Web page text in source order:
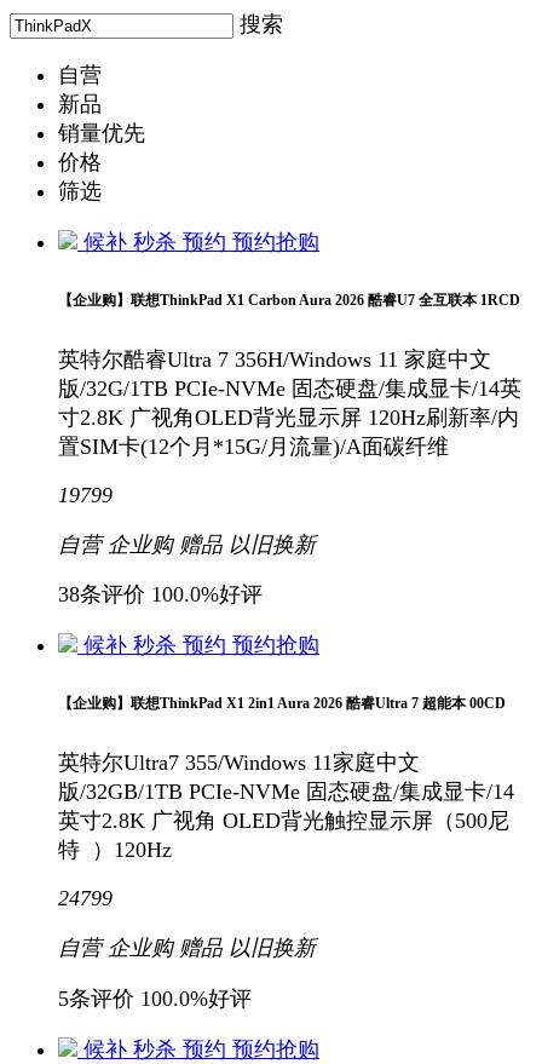
搜索
自营
新品
销量优先
价格
筛选
候补 秒杀 预约 预约抢购
【企业购】联想ThinkPad X1 Carbon Aura 2026 酷睿U7 全互联本 1RCD
英特尔酷睿Ultra 7 356H/Windows 11 家庭中文
版/32G/1TB PCIe-NVMe 固态硬盘/集成显卡/14英
寸2.8K 广视角OLED背光显示屏 120Hz刷新率/内
置SIM卡(12个月*15G/月流量)/A面碳纤维
19799
自营 企业购 赠品 以旧换新
38条评价 100.0%好评
候补 秒杀 预约 预约抢购
【企业购】联想ThinkPad X1 2in1 Aura 2026 酷睿Ultra 7 超能本 00CD
英特尔Ultra7 355/Windows 11家庭中文
版/32GB/1TB PCIe-NVMe 固态硬盘/集成显卡/14
英寸2.8K 广视角 OLED背光触控显示屏（500尼
特 ）120Hz
24799
自营 企业购 赠品 以旧换新
5条评价 100.0%好评
候补 秒杀 预约 预约抢购